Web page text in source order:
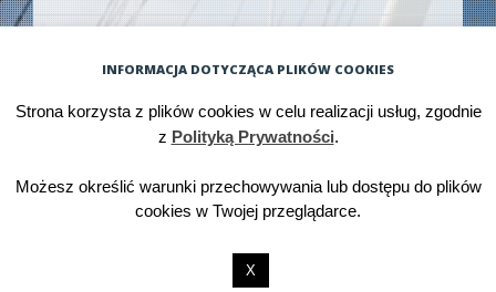
Dumnie wspierane przez WordPressa
Motyw: Big Brother. Autor motywu:WordPress.com
INFORMACJA DOTYCZĄCA PLIKÓW COOKIES
Strona korzysta z plików cookies w celu realizacji usług, zgodnie
z Polityką Prywatności.
Możesz określić warunki przechowywania lub dostępu do plików
cookies w Twojej przeglądarce.
X